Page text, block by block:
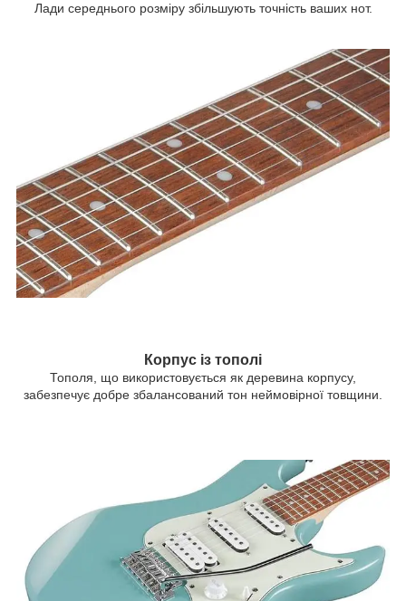
Лади середнього розміру збільшують точність ваших нот.
Корпус із тополі
Тополя, що використовується як деревина корпусу,
забезпечує добре збалансований тон неймовірної товщини.